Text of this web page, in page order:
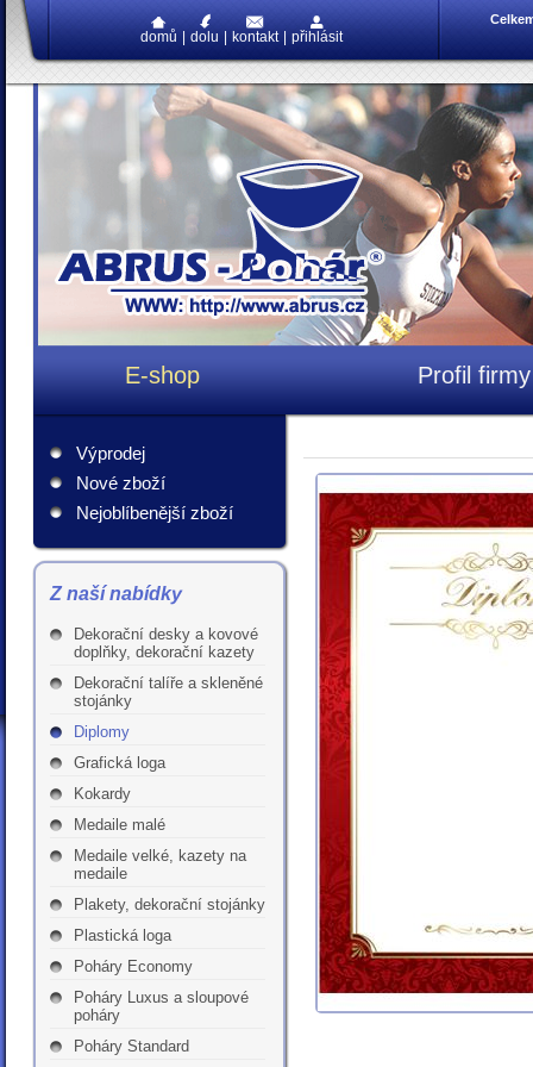
domů dolu kontakt přihlásit
E-shop Profil firmy
Výprodej
Nové zboží
Nejoblíbenější zboží
Z naší nabídky
Dekorační desky a kovové
doplňky, dekorační kazety
Dekorační talíře a skleněné
stojánky
Diplomy
Grafická loga
Kokardy
Medaile malé
Medaile velké, kazety na
medaile
Plakety, dekorační stojánky
Plastická loga
Poháry Economy
Poháry Luxus a sloupové
poháry
Poháry Standard